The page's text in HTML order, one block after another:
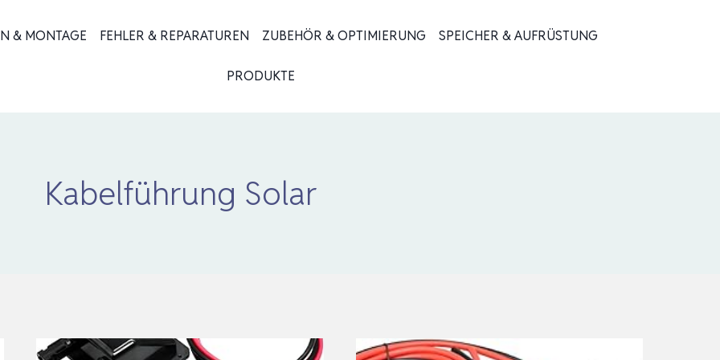
& MONTAGE FEHLER & REPARATUREN ZUBEHÖR & OPTIMIERUNG SPEICHER & AUFRÜSTUNG
PRODUKTE
Kabelführung Solar